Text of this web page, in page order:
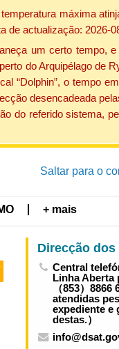
máxima
de actualização: 2026-
um certo tempo,
do Arquipélago de
“Dolphin”, o tempo
desencadeada
do referido sistema,
Saltar para o
+ mais
Central
Linha Aberta
（853）
atendidas
expediente e
destas.）